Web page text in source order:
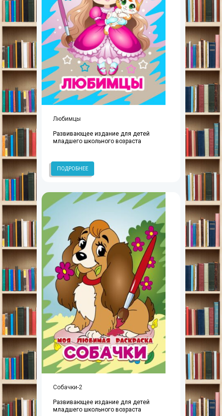
Любимцы
Развивающее издание для детей
младшего школьного возраста
ПОДРОБНЕЕ
Собачки-2
Развивающее издание для детей
младшего школьного возраста